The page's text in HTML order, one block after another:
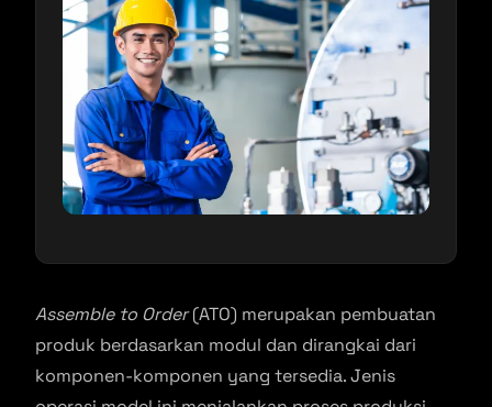
Assemble to Order(ATO) merupakan pembuatan
produk berdasarkan modul dan dirangkai dari
komponen-komponen yang tersedia. Jenis